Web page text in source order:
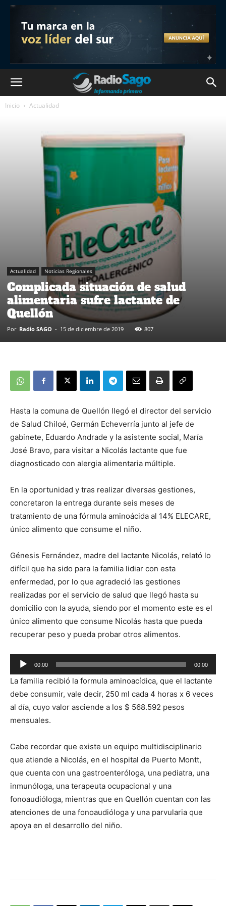
Inicio Actualidad
Actualidad Noticias Regionales
Complicada situación de salud
alimentaria sufre lactante de
Quellón
Por Radio SAGO - 15 de diciembre de 2019 807
Hasta la comuna de Quellón llegó el director del servicio
de Salud Chiloé, Germán Echeverría junto al jefe de
gabinete, Eduardo Andrade y la asistente social, María
José Bravo, para visitar a Nicolás lactante que fue
diagnosticado con alergia alimentaria múltiple.
En la oportunidad y tras realizar diversas gestiones,
concretaron la entrega durante seis meses de
tratamiento de una fórmula aminoácida al 14% ELECARE,
único alimento que consume el niño.
Génesis Fernández, madre del lactante Nicolás, relató lo
difícil que ha sido para la familia lidiar con esta
enfermedad, por lo que agradeció las gestiones
realizadas por el servicio de salud que llegó hasta su
domicilio con la ayuda, siendo por el momento este es el
único alimento que consume Nicolás hasta que pueda
recuperar peso y pueda probar otros alimentos.
Reproductor
de
audio
00:00 00:00
La familia recibió la formula aminoacídica, que el lactante
debe consumir, vale decir, 250 ml cada 4 horas x 6 veces
al día, cuyo valor asciende a los $ 568.592 pesos
mensuales.
Cabe recordar que existe un equipo multidisciplinario
que atiende a Nicolás, en el hospital de Puerto Montt,
que cuenta con una gastroenteróloga, una pediatra, una
inmunóloga, una terapeuta ocupacional y una
fonoaudióloga, mientras que en Quellón cuentan con las
atenciones de una fonoaudióloga y una parvularia que
apoya en el desarrollo del niño.